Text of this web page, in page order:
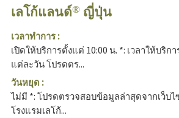
เลโก้แลนด์®ญี่ปุ่น
เวลาทำการ :
เปิดให้บริการตั้งแต่ 10:00 น. *: เวลาให้บริ
แต่ละวัน โปรดตร...
วันหยุด :
ไม่มี *: โปรดตรวจสอบข้อมูลล่าสุดจากเว็บไ
โรงแรมเลโก้...